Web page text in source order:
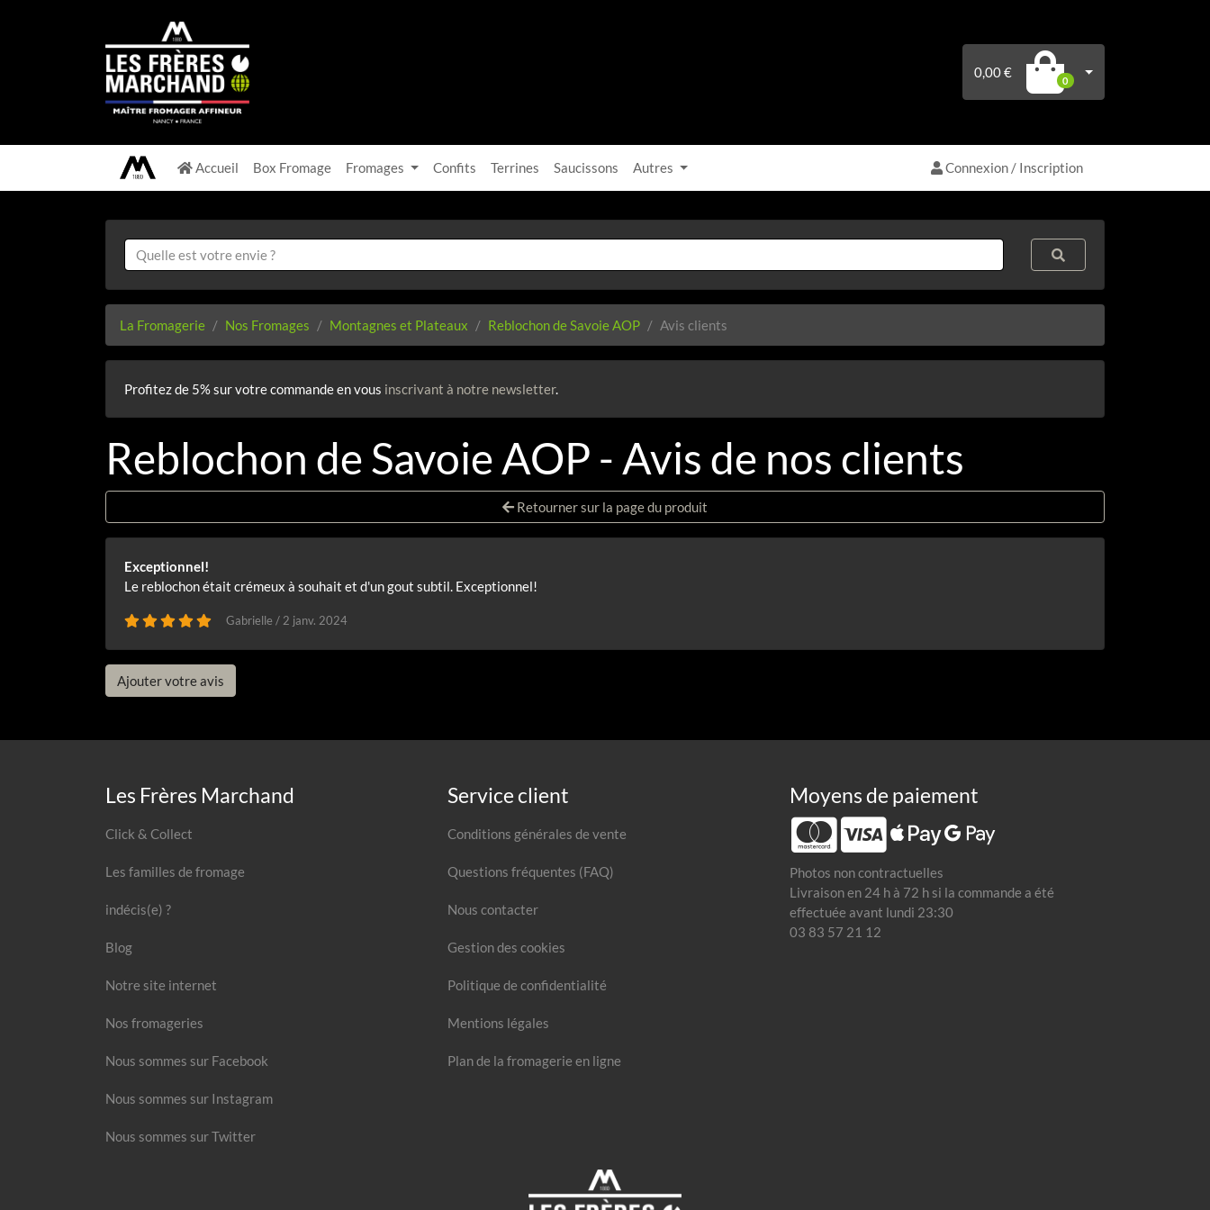
0,00 € 0
Accueil Box Fromage Fromages Confits Terrines Saucissons Autres Connexion / Inscription
La Fromagerie Nos Fromages Montagnes et Plateaux Reblochon de Savoie AOP Avis clients
Profitez de 5% sur votre commande en vous inscrivant à notre newsletter.
Reblochon de Savoie AOP - Avis de nos clients
Retourner sur la page du produit
Exceptionnel!
Le reblochon était crémeux à souhait et d'un gout subtil. Exceptionnel!
Gabrielle / 2 janv. 2024
Ajouter votre avis
Les Frères Marchand
Click & Collect
Les familles de fromage
indécis(e) ?
Blog
Notre site internet
Nos fromageries
Nous sommes sur Facebook
Nous sommes sur Instagram
Nous sommes sur Twitter
Service client
Conditions générales de vente
Questions fréquentes (FAQ)
Nous contacter
Gestion des cookies
Politique de confidentialité
Mentions légales
Plan de la fromagerie en ligne
Moyens de paiement
Photos non contractuelles
Livraison en 24 h à 72 h si la commande a été
effectuée avant lundi 23:30
03 83 57 21 12